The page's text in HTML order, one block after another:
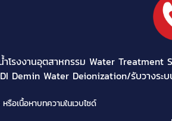
ำโรงงานอุตสาหกรรม Water
Demin Water Deionization/รับวางร
อเนื้อหาบทความในเวบไซด์